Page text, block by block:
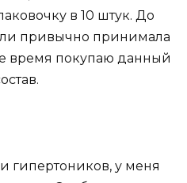
в 10 штук. До
привычно принимала
время покупаю данный
гипертоников, у меня